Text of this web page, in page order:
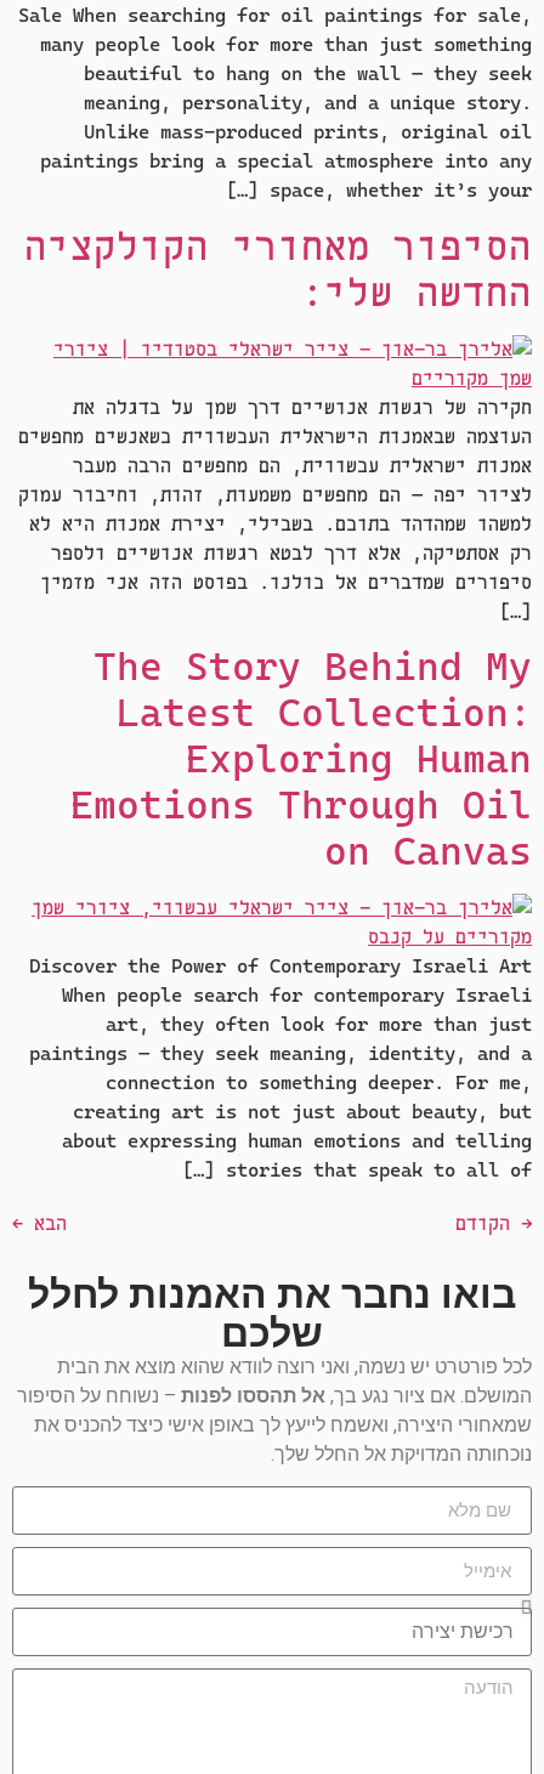
Sale When searching for oil paintings for sale,
many people look for more than just something
beautiful to hang on the wall — they seek
meaning, personality, and a unique story.
Unlike mass-produced prints, original oil
paintings bring a special atmosphere into any
space, whether it’s your […]
הסיפור מאחורי הקולקציה
החדשה שלי:
חקירה של רגשות אנושיים דרך שמן על בדגלה את
העוצמה שבאמנות הישראלית העכשווית כשאנשים מחפשים
אמנות ישראלית עכשווית, הם מחפשים הרבה מעבר
לציור יפה — הם מחפשים משמעות, זהות, וחיבור עמוק
למשהו שמהדהד בתוכם. בשבילי, יצירת אמנות היא לא
רק אסתטיקה, אלא דרך לבטא רגשות אנושיים ולספר
סיפורים שמדברים אל כולנו. בפוסט הזה אני מזמין
[…]
The Story Behind My
Latest Collection:
Exploring Human
Emotions Through Oil
on Canvas
Discover the Power of Contemporary Israeli Art
When people search for contemporary Israeli
art, they often look for more than just
paintings — they seek meaning, identity, and a
connection to something deeper. For me,
creating art is not just about beauty, but
about expressing human emotions and telling
stories that speak to all of […]
→ הקודם הבא ←
בואו נחבר את האמנות לחלל
שלכם
לכל פורטרט יש נשמה, ואני רוצה לוודא שהוא מוצא את הבית
המושלם. אם ציור נגע בך, אל תהססו לפנות – נשוחח על הסיפור
שמאחורי היצירה, ואשמח לייעץ לך באופן אישי כיצד להכניס את
נוכחותה המדויקת אל החלל שלך.